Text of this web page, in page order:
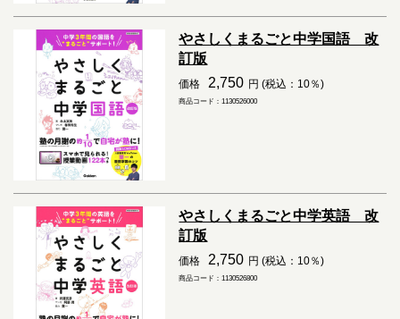
やさしくまるごと中学国語 改
訂版
価格 2,750 円 (税込：10％)
商品コード：1130526000
やさしくまるごと中学英語 改
訂版
価格 2,750 円 (税込：10％)
商品コード：1130526800